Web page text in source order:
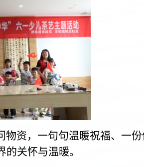
资，一句句温暖祝福、一
关怀与温暖。